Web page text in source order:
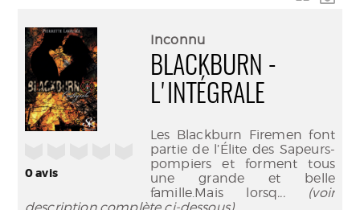
0avis
Inconnu
BLACKBURN -
L'INTÉGRALE
Les Blackburn Firemen font
partie de l’Élite des Sapeurs-
pompiers et forment tous
une grande et belle
famille.Mais lorsq... (voir